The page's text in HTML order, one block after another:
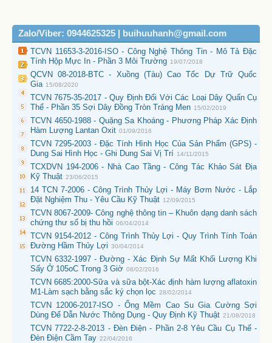
Zalo/Viber: 0944625325 | buihuuhanh@gmail.com
TCVN 11653-3-2016-ISO - Công Nghệ Thông Tin - Mô Tả Đặc
Tính Hộp Mực In - Phần 3 Môi Trường 19/07/2018
QCVN 08-2018-BTC - Xuồng (Tàu) Cao Tốc Dự Trữ Quốc
Gia 15/08/2020
TCVN 7675-35-2017 - Quy Định Đối Với Các Loại Dây Quấn Cụ
Thể - Phần 35 Sợi Dây Đồng Tròn Tráng Men 15/02/2019
TCVN 4650-1988 - Quặng Sa Khoáng - Phương Pháp Xác Định
Hàm Lượng Lantan Oxit 01/09/2016
TCVN 7295-2003 - Đặc Tính Hình Học Của Sản Phẩm (GPS) -
Dung Sai Hình Học - Ghi Dung Sai Vị Trí 14/11/2015
TCXDVN 194-2006 - Nhà Cao Tầng - Công Tác Khảo Sát Địa
Kỹ Thuật 23/06/2015
14 TCN 7-2006 - Công Trình Thủy Lợi - Máy Bơm Nước - Lắp
Đặt Nghiệm Thu - Yêu Cầu Kỹ Thuật 12/09/2015
TCVN 8067-2009- Công nghệ thông tin – Khuôn dạng danh sách
chứng thư số bị thu hồi 06/04/2014
TCVN 9154-2012 - Công Trình Thủy Lợi - Quy Trình Tính Toán
Đường Hầm Thủy Lợi 30/04/2014
TCVN 6332-1997 - Đường - Xác Định Sự Mất Khối Lượng Khi
Sấy Ở 105oC Trong 3 Giờ 08/02/2016
TCVN 6685:2000-Sữa và sữa bột-Xác định hàm lượng aflatoxin
M1-Làm sạch bằng sắc ký chọn lọc 28/02/2014
TCVN 12006-2017-ISO - Ống Mềm Cao Su Gia Cường Sợi
Dùng Để Dẫn Nước Thông Dụng - Quy Định Kỹ Thuật 21/08/2018
TCVN 7722-2-8-2013 - Đèn Điện - Phần 2-8 Yêu Cầu Cụ Thể -
Đèn Điện Cầm Tay 22/04/2016